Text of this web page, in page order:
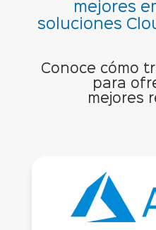
mejores
soluciones
Conoce cómo
para
mejores